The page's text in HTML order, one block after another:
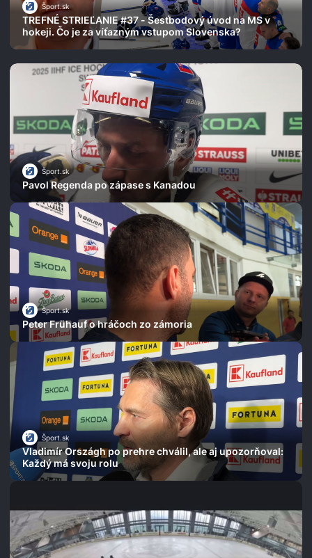
Šport.sk
TREFNÉ STRIEĽANIE #37 - Šesťbodový úvod na MS v
hokeji. Čo je za víťazným vstupom Slovenska?
Šport.sk
Pavol Regenda po zápase s Kanadou
Šport.sk
Peter Frühauf o hráčoch zo zámoria
Šport.sk
Vladimír Országh po prehre chválil, ale aj upozorňoval:
Každý má svoju rolu